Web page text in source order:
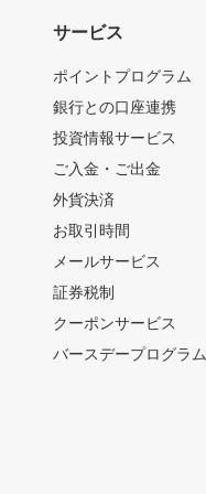
サービス
ポイントプログラム
銀行との口座連携
投資情報サービス
ご入金・ご出金
外貨決済
お取引時間
メールサービス
証券税制
クーポンサービス
バースデープログラム